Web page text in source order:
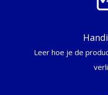
Leer hoe je de